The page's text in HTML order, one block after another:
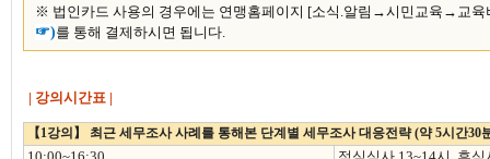
※ 법인카드 사용의 경우에는 연맹홈페이지 [소식.알림→시민교육 → 교
☞)를 통해 결제하시면 됩니다.
| 강의시간표 |
【1강의】 최근 세무조사 사례를 통해본 단계별 세무조사 대응전략 (약 5시간30